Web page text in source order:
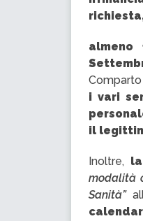
i vari
il
Inoltre,
modalità
Sanità”